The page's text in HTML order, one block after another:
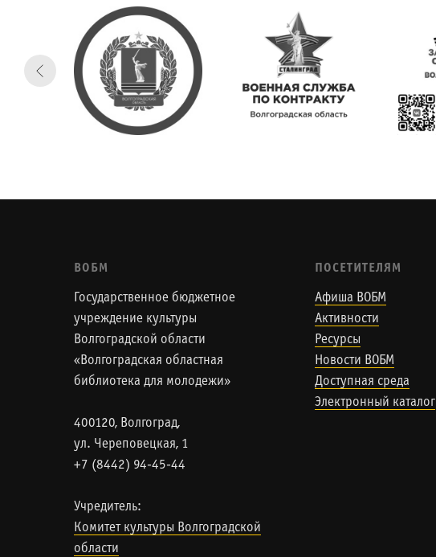
ВОБМ
Государственное бюджетное
учреждение культуры
Волгоградской области
«Волгоградская областная
библиотека для молодежи»
400120, Волгоград,
ул. Череповецкая, 1
+7 (8442) 94-45-44
Учредитель:
Комитет культуры Волгоградской
области
ПОСЕТИТЕЛЯМ
Афиша ВОБМ
Активности
Ресурсы
Новости ВОБМ
Доступная среда
Электронный каталог